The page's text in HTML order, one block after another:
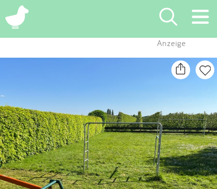
×
Suchen
App
Blog
Partner
Anzeige